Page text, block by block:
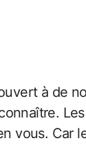
à de
vous. Car